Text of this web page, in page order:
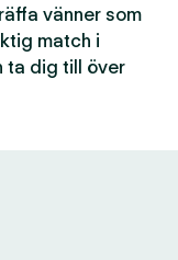
vänner som
match i
ta dig till över